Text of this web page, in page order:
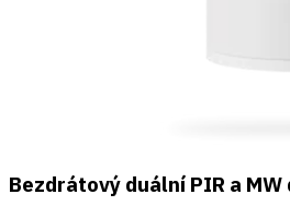
Bezdrátový duální PIR a